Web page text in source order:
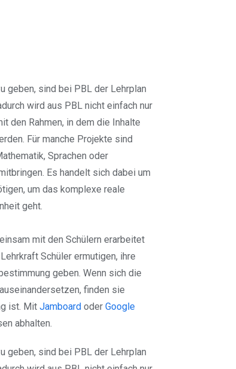
geben, sind bei PBL der Lehrplan
wird aus PBL nicht einfach nur
den Rahmen, in dem die Inhalte
Für manche Projekte sind
Sprachen oder
Es handelt sich dabei um
um das komplexe reale
geht.
mit den Schülern erarbeitet
Schüler ermutigen, ihre
geben. Wenn sich die
finden sie
ist. Mit Jamboard oder Google
abhalten.
geben, sind bei PBL der Lehrplan